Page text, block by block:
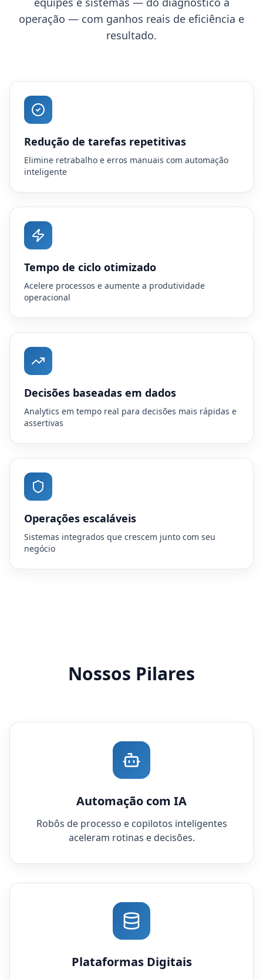
operação — com ganhos reais de eficiência e
resultado.
Redução de tarefas repetitivas
Elimine retrabalho e erros manuais com automação
inteligente
Tempo de ciclo otimizado
Acelere processos e aumente a produtividade
operacional
Decisões baseadas em dados
Analytics em tempo real para decisões mais rápidas e
assertivas
Operações escaláveis
Sistemas integrados que crescem junto com seu
negócio
Nossos Pilares
Automação com IA
Robôs de processo e copilotos inteligentes
aceleram rotinas e decisões.
Plataformas Digitais